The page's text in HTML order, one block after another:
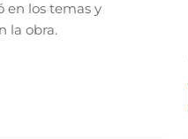
en los temas y
la obra.